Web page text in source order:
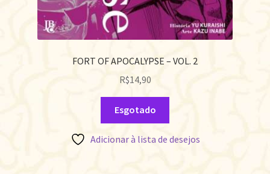
FORT OF APOCALYPSE – VOL. 2
R$14,90
Esgotado
Adicionar à lista de desejos